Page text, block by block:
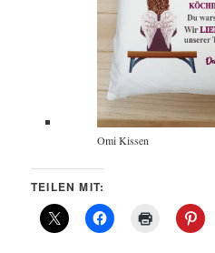
Omi Kissen
TEILEN MIT: